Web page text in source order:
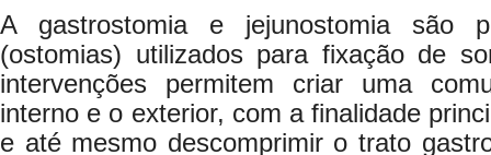
A gastrostomia e jejunostomia são
(ostomias) utilizados para fixação de
intervenções permitem criar uma
interno e o exterior, com a finalidade
e até mesmo descomprimir o trato